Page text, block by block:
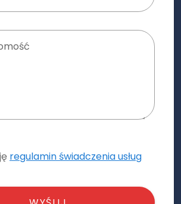
regulamin świadczenia usług